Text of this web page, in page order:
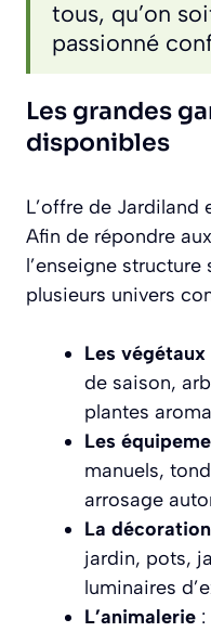
tous, qu’on
passionné
Les grandes
disponibles
L’offre de Jardiland
Afin de répondre
l’enseigne
plusieurs univers
Les végétaux
de saison,
plantes
Les
manuels,
arrosage
La
jardin, pots,
luminaires
L’animalerie